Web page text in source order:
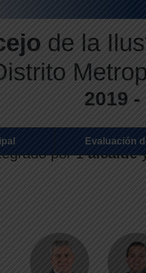
Evaluación
de la
2019 -
fiscalización del
por 1alcalde